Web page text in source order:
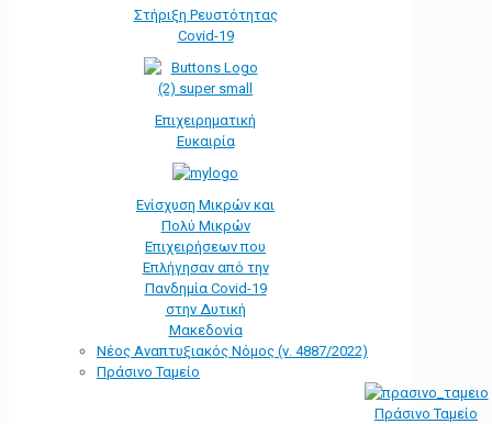
Στήριξη Ρευστότητας
Covid-19
Επιχειρηματική
Ευκαιρία
Ενίσχυση Μικρών και
Πολύ Μικρών
Επιχειρήσεων που
Επλήγησαν από την
Πανδημία Covid-19
στην Δυτική
Μακεδονία
Νέος Αναπτυξιακός Νόμος (ν. 4887/2022)
Πράσινο Ταμείο
Πράσινο Ταμείο